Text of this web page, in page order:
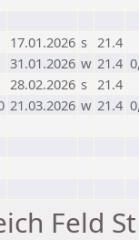
17.01.2026 s 21.4
31.01.2026 w 21.4
28.02.2026 s 21.4
21.03.2026 w 21.4
Feld